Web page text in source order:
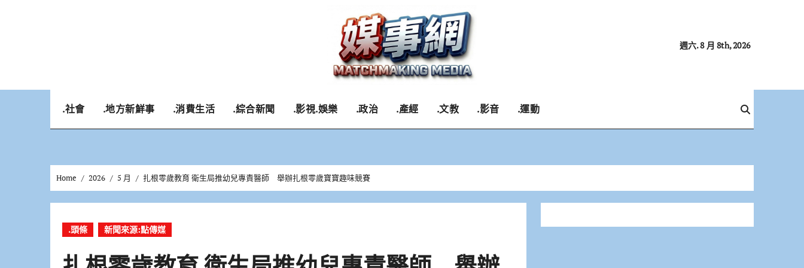
週六. 8 月 8th, 2026
.社會 .地方新鮮事 .消費生活 .綜合新聞 .影視.娛樂 .政治 .產經 .文教 .影音 .運動
Home 2026 5 月 扎根零歲教育 衛生局推幼兒專責醫師 舉辦扎根零歲寶寶趣味競賽
.頭條 新聞來源:點傳媒